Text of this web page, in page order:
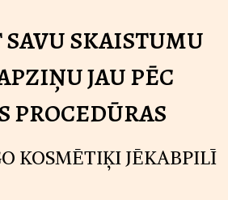
SKAISTUMU
JAU PĒC
PROCEDŪRAS
KOSMĒTIĶI JĒKABPILĪ